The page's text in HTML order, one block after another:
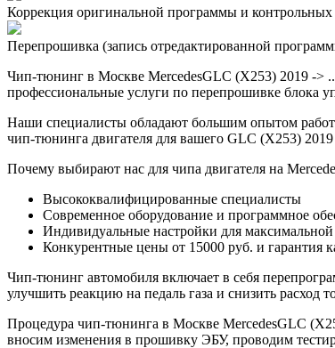
Коррекция оригинальной программы и
Перепрошивка (запись отредактированной
Чип-тюнинг в Москве MercedesGLC (X253) 2019 ->
профессиональные услуги по перепрошивке блока
Наши специалисты обладают большим опытом
чип-тюнинга двигателя для вашего GLC (X253)
Почему выбирают нас для чипа двигателя на
Высококвалифицированные специалисты
Современное оборудование и программное
Индивидуальные настройки для
Конкурентные цены от 15000 руб. и гарантия
Чип-тюнинг автомобиля включает в себя
улучшить реакцию на педаль газа и снизить
Процедура чип-тюнинга в Москве MercedesGLC
вносим изменения в прошивку ЭБУ, проводим